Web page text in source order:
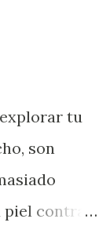
tu
son
contra